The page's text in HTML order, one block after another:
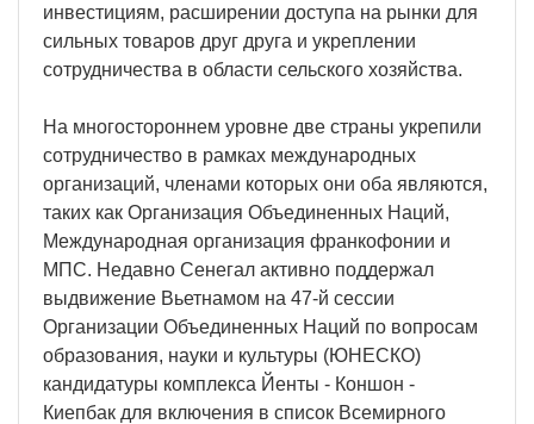
инвестициям, расширении доступа на рынки для
сильных товаров друг друга и укреплении
сотрудничества в области сельского хозяйства.
На многостороннем уровне две страны укрепили
сотрудничество в рамках международных
организаций, членами которых они оба являются,
таких как Организация Объединенных Наций,
Международная организация франкофонии и
МПС. Недавно Сенегал активно поддержал
выдвижение Вьетнамом на 47-й сессии
Организации Объединенных Наций по вопросам
образования, науки и культуры (ЮНЕСКО)
кандидатуры комплекса Йенты - Коншон -
Киепбак для включения в список Всемирного